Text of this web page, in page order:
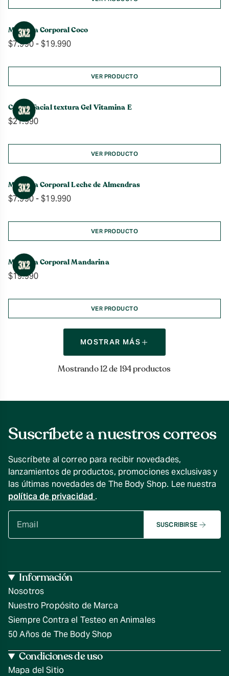
$4.990
$20.990
Manteca Corporal Coco
$7.990- $19.990Rango
precios:
desde
$7.990
$19.990
VER PRODUCTO
Crema Facial textura Gel Vitamina E
$21.990
VER PRODUCTO
Manteca Corporal Leche de Almendras
$7.990- $19.990Rango
precios:
desde
$7.990
$19.990
VER PRODUCTO
Manteca Corporal Mandarina
$19.990
VER PRODUCTO
Mostrando 12 de 194 productos
MOSTRAR MÁS
Suscríbete a nuestros correos
Suscríbete al correo para recibir novedades,
lanzamientos de productos, promociones exclusivas y
las últimas novedades de The Body Shop. Lee nuestra
política de privacidad .
SUSCRIBIRSE
Información
Nosotros
Nuestro Propósito de Marca
Siempre Contra el Testeo en Animales
50 Años de The Body Shop
Condiciones de uso
Mapa del Sitio